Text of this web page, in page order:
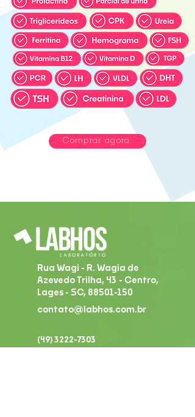
Comprar agora
Rua Wagi - R. Wagia de
Azevedo Trilha, 43 - Centro,
Lages - SC, 88501-150
contato@labhos.com.br
(49) 3222-7303